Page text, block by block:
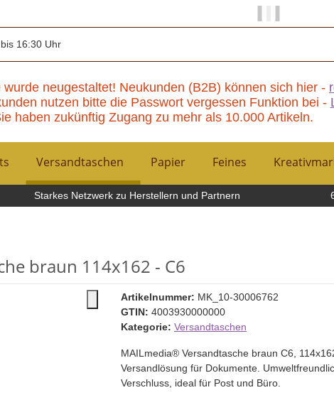
16:30 Uhr
wurde neugestaltet! Neukunden (B2B) können sich hier -
nutzen bitte die Passwort vergessen Funktion bei -
haben zukünftig Zugang zu mehr als 10.000 Artikeln.
Versandtaschen Papier Feines
Starkes Netzwerk zu Herstellern und Partnern
braun 114x162 - C6
Artikelnummer: MK_10-30006762
GTIN: 4003930000000
Kategorie: Versandtaschen
MAILmedia® Versandtasche braun C6,
Versandlösung für Dokumente.
Verschluss, ideal für Post und Büro.